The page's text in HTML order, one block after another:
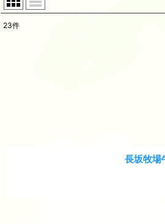
23件
長坂牧場